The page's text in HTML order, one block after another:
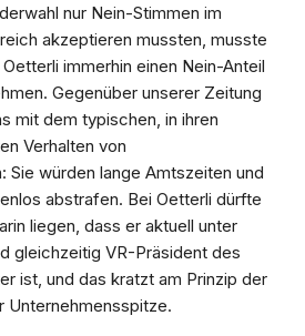
nur Nein-Stimmen im
akzeptieren mussten, musste
immerhin einen Nein-Anteil
Gegenüber unserer Zeitung
mit dem typischen, in ihren
Verhalten von
Sie würden lange Amtszeiten und
abstrafen. Bei Oetterli dürfte
liegen, dass er aktuell unter
gleichzeitig VR-Präsident des
ist, und das kratzt am Prinzip der
Unternehmensspitze.